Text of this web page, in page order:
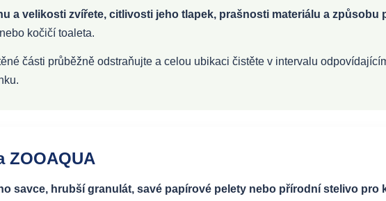
a velikosti zvířete, citlivosti jeho tlapek, prašnosti materiálu a
kočičí toaleta.
části průběžně odstraňujte a celou ubikaci čistěte v intervalu
ZOOAQUA
savce, hrubší granulát, savé papírové pelety nebo přírodní stelivo pro